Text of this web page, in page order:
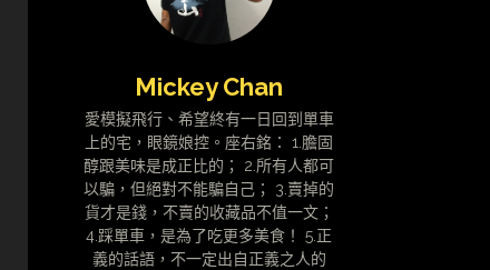
Mickey Chan
愛模擬飛行、希望終有一日回到單車
上的宅，眼鏡娘控。座右銘： 1.膽固
醇跟美味是成正比的； 2.所有人都可
以騙，但絕對不能騙自己； 3.賣掉的
貨才是錢，不賣的收藏品不值一文；
4.踩單車，是為了吃更多美食！ 5.正
義的話語，不一定出自正義之人的